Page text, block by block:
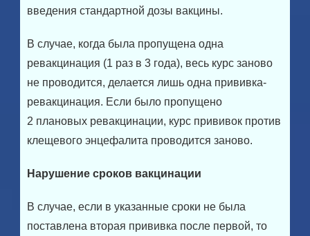
введения стандартной дозы вакцины.
В случае, когда была пропущена одна
ревакцинация (1 раз в 3 года), весь курс заново
не проводится, делается лишь одна прививка-
ревакцинация. Если было пропущено
2 плановых ревакцинации, курс прививок против
клещевого энцефалита проводится заново.
Нарушение сроков вакцинации
В случае, если в указанные сроки не была
поставлена вторая прививка после первой, то